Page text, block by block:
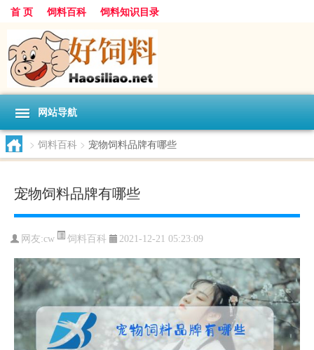
首 页 饲料百科 饲料知识目录
网站导航
> 饲料百科 > 宠物饲料品牌有哪些
宠物饲料品牌有哪些
网友:cw 饲料百科 2021-12-21 05:23:09